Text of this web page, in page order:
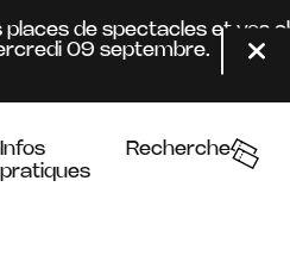
de spectacles et vos
09 septembre.
Infos
pratiques
Recherche